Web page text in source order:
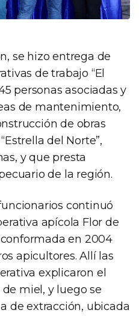
se hizo entrega de
de trabajo “El
personas asociadas y
de mantenimiento,
de obras
del Norte”,
y que presta
de la región.
continuó
apícola Flor de
en 2004
apicultores. Allí las
explicaron el
miel, y luego se
de extracción, ubicada